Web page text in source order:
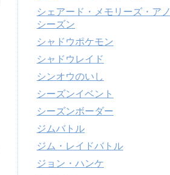
シェアード・メモリーズ・ア
シーズン
シャドウポケモン
シャドウレイド
シンオウのいし
シーズンイベント
シーズンボーダー
ジムバトル
ジム・レイドバトル
ジョン・ハンケ